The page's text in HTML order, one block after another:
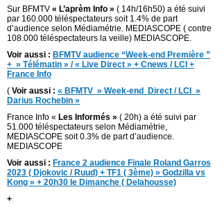
Sur BFMTV « L’aprèm Info » ( 14h/16h50) a été suivi
par 160.000 téléspectateurs soit 1.4% de part
d’audience selon Médiamétrie. MEDIASCOPE ( contre
108.000 téléspectateurs la veille) MEDIASCOPE.
Voir aussi : BFMTV audience “Week-end Première ”
+ » Télématin » / « Live Direct » + Cnews / LCI +
France Info
( Voir aussi : « BFMTV » Week-end Direct / LCI »
Darius Rochebin »
France Info « Les Informés » ( 20h) a été suivi par
51.000 téléspectateurs selon Médiamétrie,
MEDIASCOPE soit 0.3% de part d’audience.
MEDIASCOPE
Voir aussi : France 2 audience Finale Roland Garros
2023 ( Djokovic / Ruud) + TF1 ( 3ème) » Godzilla vs
Kong » + 20h30 le Dimanche ( Delahousse)
+